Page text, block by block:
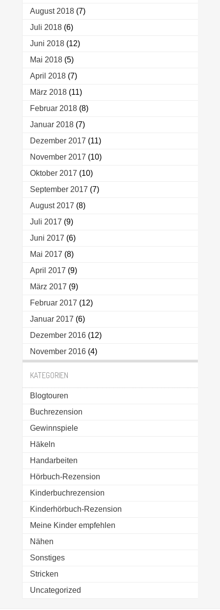
August 2018(7)
Juli 2018(6)
Juni 2018(12)
Mai 2018(5)
April 2018(7)
März 2018(11)
Februar 2018(8)
Januar 2018(7)
Dezember 2017 (11)
November 2017 (10)
Oktober 2017 (10)
September 2017 (7)
August 2017 (8)
Juli 2017 (9)
Juni 2017 (6)
Mai 2017 (8)
April 2017 (9)
März 2017 (9)
Februar 2017 (12)
Januar 2017 (6)
Dezember 2016(12)
November 2016(4)
KATEGORIEN
Blogtouren
Buchrezension
Gewinnspiele
Häkeln
Handarbeiten
Hörbuch-Rezension
Kinderbuchrezension
Kinderhörbuch-Rezension
Meine Kinder empfehlen
Nähen
Sonstiges
Stricken
Uncategorized